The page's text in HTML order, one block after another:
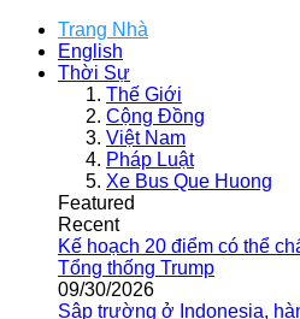
Trang Nhà
English
Thời Sự
Thế Giới
Cộng Đồng
Việt Nam
Pháp Luật
Xe Bus Que Huong
Featured
Recent
Kế hoạch 20 điểm có thể
Tổng thống Trump
09/30/2026
Sập trường ở Indonesia,